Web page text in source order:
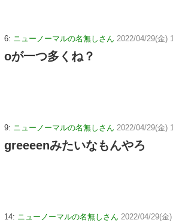
6: ニューノーマルの名無しさん 2022/04/29(金)
oが一つ多くね？
9: ニューノーマルの名無しさん 2022/04/29(金)
greeeenみたいなもんやろ
14: ニューノーマルの名無しさん 2022/04/29(金